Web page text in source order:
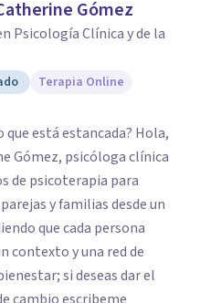
Gómez
Psicología Clínica y de la
Terapia Online
que está estancada? Hola,
Gómez, psicóloga clínica
de psicoterapia para
y familias desde un
que cada persona
contexto y una red de
si deseas dar el